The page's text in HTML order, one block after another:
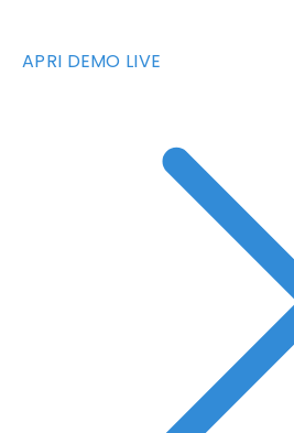
APRI DEMO LIVE